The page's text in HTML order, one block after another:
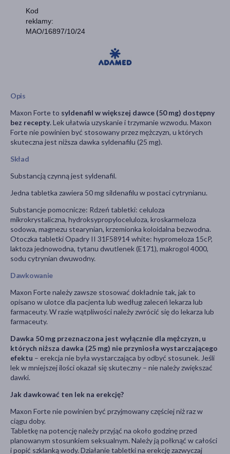
Kod
reklamy:
MAO/16897/10/24
Opis
Maxon Forte to syldenafil w większej dawce (50 mg) dostępny
bez recepty. Lek ułatwia uzyskanie i trzymanie wzwodu. Maxon
Forte nie powinien być stosowany przez mężczyzn, u których
skuteczna jest niższa dawka syldenafilu (25 mg).
Skład
Substancją czynną jest syldenafil.
Jedna tabletka zawiera 50 mg sildenafilu w postaci cytrynianu.
Substancje pomocnicze: Rdzeń tabletki: celuloza
mikrokrystaliczna, hydroksypropyloceluloza, kroskarmeloza
sodowa, magnezu stearynian, krzemionka koloidalna bezwodna.
Otoczka tabletki Opadry II 31F58914 white: hypromeloza 15cP,
laktoza jednowodna, tytanu dwutlenek (E171), makrogol 4000,
sodu cytrynian dwuwodny.
Dawkowanie
Maxon Forte należy zawsze stosować dokładnie tak, jak to
opisano w ulotce dla pacjenta lub według zaleceń lekarza lub
farmaceuty. W razie wątpliwości należy zwrócić się do lekarza lub
farmaceuty.
Dawka 50 mg przeznaczona jest wyłącznie dla mężczyzn, u
których niższa dawka (25 mg) nie przyniosła wystarczającego
efektu – erekcja nie była wystarczająca by odbyć stosunek. Jeśli
lek w mniejszej ilości okazał się skuteczny – nie należy zwiększać
dawki.
Jak dawkować ten lek na erekcję?
Maxon Forte nie powinien być przyjmowany częściej niż raz w
ciągu doby.
Tabletkę na potencję należy przyjąć na około godzinę przed
planowanym stosunkiem seksualnym. Należy ją połknąć w całości
i popić szklanką wody. Działanie tabletki na erekcję zazwyczaj